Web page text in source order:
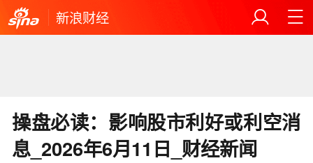
新浪财经
操盘必读：影响股市利好或利空消
息_2026年6月11日_财经新闻